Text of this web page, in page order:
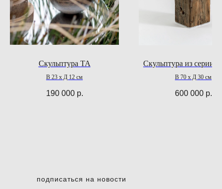
Скульптура TA
В 23 х Д 12 см
190 000 р.
Скульптура из серии
В 70 х Д 30 см
600 000 р.
подписаться на новости